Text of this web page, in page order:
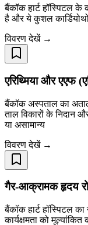
बैंकॉक हार्ट हॉस्पिटल के
है और ये कुशल
विवरण देखें →
एरिथ्मिया और एएफ
बैंकॉक अस्पताल का
ताल विकारों के निदान
या असामान्य
विवरण देखें →
गैर-आक्रामक हृदय
बैंकॉक हार्ट हॉस्पिटल का
कार्यक्षमता को